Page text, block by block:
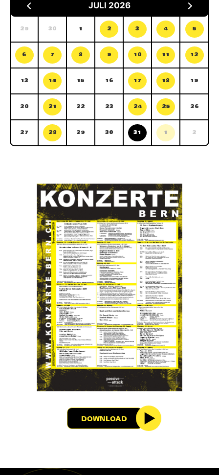
JULI 2026
29 30 1 2 3 4 5
6 7 8 9 10 11 12
13 14 15 16 17 18 19
20 21 22 23 24 25 26
27 28 29 30 31 1 2
DOWNLOAD